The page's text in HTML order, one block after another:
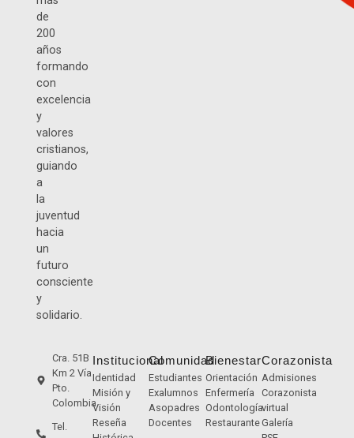
de
200
años
formando
con
excelencia
y
valores
cristianos,
guiando
a
la
juventud
hacia
un
futuro
consciente
y
solidario.
Cra. 51B
Km 2 Vía
Pto.
Colombia
Tel.
Institucional
Identidad
Misión y
Visión
Reseña
Comunidad
Estudiantes
Exalumnos
Asopadres
Docentes
Bienestar
Orientación
Enfermería
Odontología
Restaurante
Corazonista
Admisiones
Corazonista
virtual
Galería